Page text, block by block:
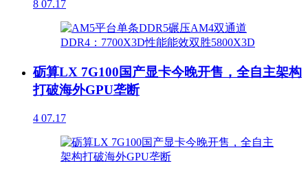
8 07.17
砺算LX 7G100国产显卡今晚开售，全自主架构
打破海外GPU垄断
4 07.17